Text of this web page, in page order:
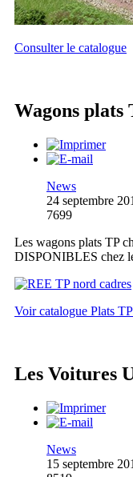
Consulter le catalogue
Wagons plats
News
24 septembre
7699
Les wagons plats TP
DISPONIBLES chez
Voir catalogue Plats
Les Voitures
News
15 septembre